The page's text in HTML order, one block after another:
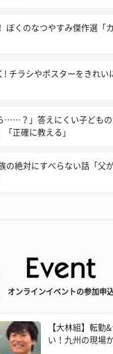
ぼくのなつやすみ傑作選「
! チラシやポスターをきれい
……？」答えにくい子どもの
正確に教える」
の絶対にすべらない話「父
オンラインイベントの参加申
【大林組】転勤
い！九州の現場